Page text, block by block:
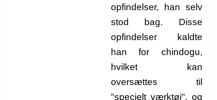
opfindelser, han selv
stod bag. Disse
opfindelser kaldte
han for chindogu,
hvilket kan
oversættes til
"specielt værktøj", og